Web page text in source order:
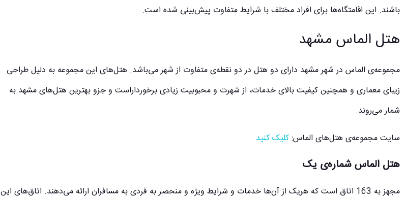
باشند. این اقامتگاه‌ها برای افراد مختلف با شرایط متفاوت پیش‌بینی شده است.
هتل‌ الماس مشهد
مجموعه‌‌ی الماس در شهر مشهد دارای دو هتل‌ در دو نقطه‌ی متفاوت از شهر می‌باشد. هتل‌های این مجموعه به دلیل طراحی
زیبای معماری و همچنین کیفیت بالای خدمات، از شهرت و محبوبیت زیادی برخوردار‌است و جزو بهترین هتل‌های مشهد به
شمار می‌روند.
سایت مجموعه‌ی هتل‌های الماس:کلیک کنید
هتل الماس شماره‌ی یک
مجهز به 163 اتاق است که هریک از آن‌ها خدمات و شرایط ویژه و منحصر به فردی به مسافران ارائه می‌دهند. اتاق‌های این